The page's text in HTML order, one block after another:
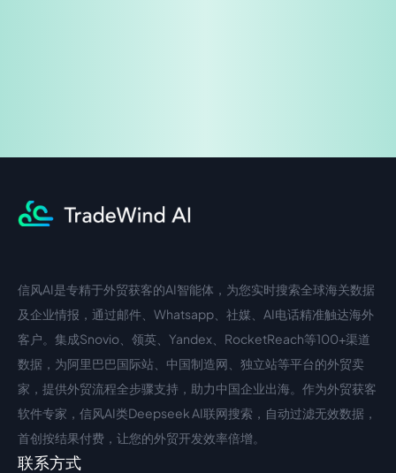
中文入口
信风AI是专精于外贸获客的AI智能体，为您实时搜索全球海关数据
及企业情报，通过邮件、Whatsapp、社媒、AI电话精准触达海外
客户。集成Snovio、领英、Yandex、RocketReach等100+渠道
数据，为阿里巴巴国际站、中国制造网、独立站等平台的外贸卖
家，提供外贸流程全步骤支持，助力中国企业出海。作为外贸获客
软件专家，信风AI类Deepseek AI联网搜索，自动过滤无效数据，
首创按结果付费，让您的外贸开发效率倍增。
联系方式